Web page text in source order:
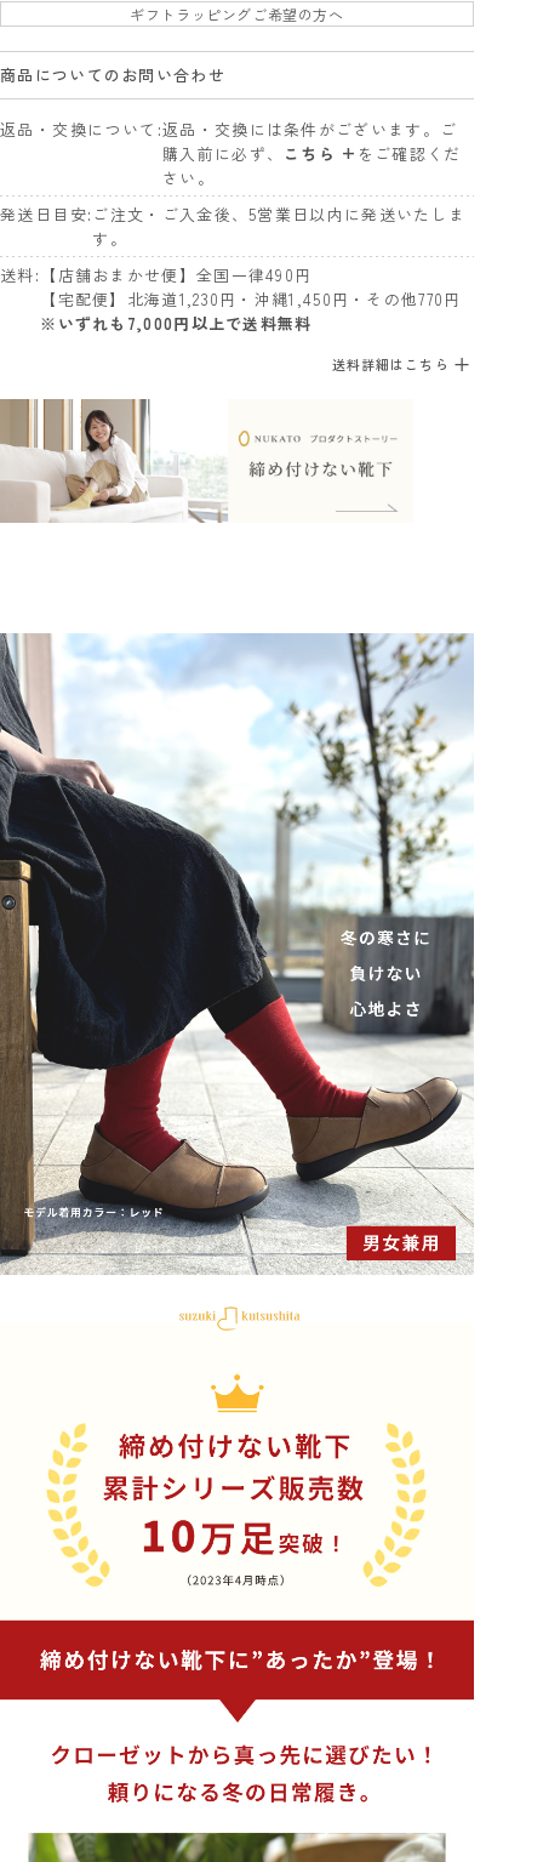
ギフトラッピングご希望の方へ
商品についてのお問い合わせ
返品・交換について 返品・交換には条件がございます。ご
購入前に必ず、 こちら + をご確認くだ
さい。
発送日目安 ご注文・ご入金後、5営業日以内に発送いたしま
す。
送料
【店舗おまかせ便】全国一律490円
【宅配便】北海道1,230円・沖縄1,450円・その他770円
※いずれも7,000円以上で送料無料
送料詳細はこちら